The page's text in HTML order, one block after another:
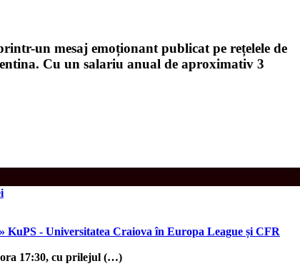
un mesaj emoționant publicat pe rețelele de
Cu un salariu anual de aproximativ 3
KuPS - Universitatea Craiova în Europa League și CFR
ora 17:30, cu prilejul (…)